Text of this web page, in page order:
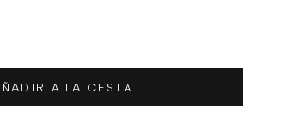
A LA CESTA